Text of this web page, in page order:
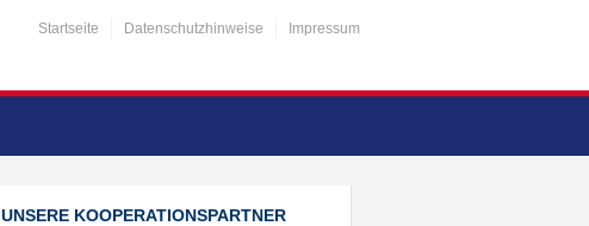
Startseite Datenschutzhinweise Impressum
UNSERE KOOPERATIONSPARTNER